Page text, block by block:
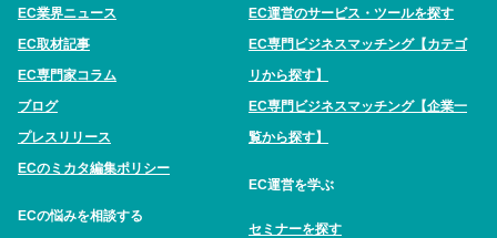
EC業界ニュース
EC取材記事
EC専門家コラム
ブログ
プレスリリース
ECのミカタ編集ポリシー
ECの悩みを相談する
EC運営のサービス・ツールを探す
EC専門ビジネスマッチング【カテゴ
リから探す】
EC専門ビジネスマッチング【企業一
覧から探す】
EC運営を学ぶ
セミナーを探す